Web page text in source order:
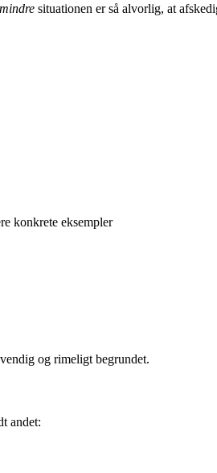
situationen er så alvorlig, at
konkrete eksempler
og rimeligt begrundet.
andet: